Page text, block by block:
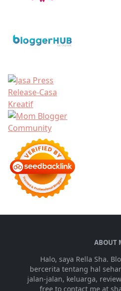
ABOUT
Halo, saya Rella Sha.
bercerita tentang hal
jalan-jalan, keluarga,
free to contact me at